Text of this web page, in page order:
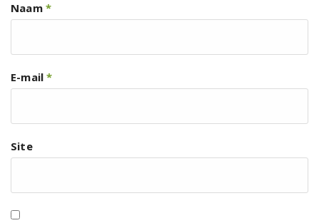
Naam *
E-mail*
Site